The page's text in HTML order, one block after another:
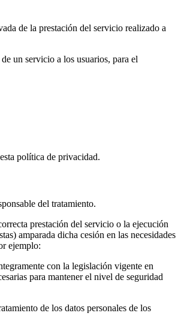
de la prestación del servicio realizado a
un servicio a los usuarios, para el
política de privacidad.
del tratamiento.
prestación del servicio o la ejecución
amparada dicha cesión en las necesidades
ejemplo:
con la legislación vigente en
para mantener el nivel de seguridad
de los datos personales de los